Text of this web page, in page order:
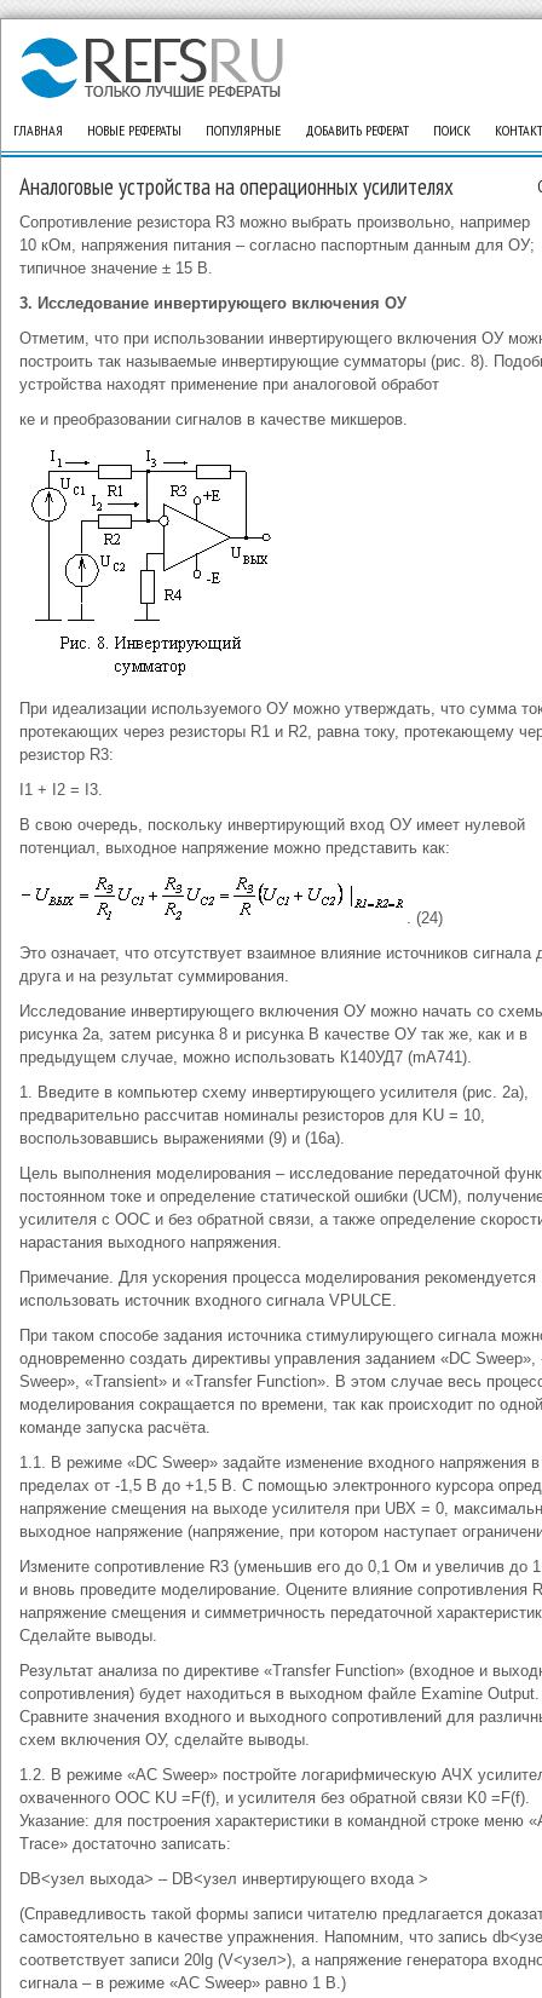
ГЛАВНАЯ НОВЫЕ РЕФЕРАТЫ ПОПУЛЯРНЫЕ ДОБАВИТЬ РЕФЕРАТ ПОИСК
Аналоговые устройства на операционных усилителях
Сопротивление резистора R3 можно выбрать произвольно, например
10 кОм, напряжения питания – согласно паспортным данным для ОУ;
типичное значение ± 15 В.
3. Исследование инвертирующего включения ОУ
Отметим, что при использовании инвертирующего включения ОУ
построить так называемые инвертирующие сумматоры (рис. 8).
устройства находят применение при аналоговой обработ
ке и преобразовании сигналов в качестве микшеров.
При идеализации используемого ОУ можно утверждать, что сумма
протекающих через резисторы R1 и R2, равна току, протекающему
резистор R3:
I1 + I2 = I3.
В свою очередь, поскольку инвертирующий вход ОУ имеет нулевой
потенциал, выходное напряжение можно представить как:
. (24)
Это означает, что отсутствует взаимное влияние источников сигнала
друга и на результат суммирования.
Исследование инвертирующего включения ОУ можно начать со
рисунка 2а, затем рисунка 8 и рисунка В качестве ОУ так же, как и в
предыдущем случае, можно использовать К140УД7 (mА741).
1. Введите в компьютер схему инвертирующего усилителя (рис. 2а),
предварительно рассчитав номиналы резисторов для KU = 10,
воспользовавшись выражениями (9) и (16а).
Цель выполнения моделирования – исследование передаточной
постоянном токе и определение статической ошибки (UСМ),
усилителя с ООС и без обратной связи, а также определение
нарастания выходного напряжения.
Примечание. Для ускорения процесса моделирования рекомендуется
использовать источник входного сигнала VPULCE.
При таком способе задания источника стимулирующего сигнала
одновременно создать директивы управления заданием «DC Sweep»,
Sweep», «Transient» и «Transfer Function». В этом случае весь
моделирования сокращается по времени, так как происходит по одной
команде запуска расчёта.
1.1. В режиме «DC Sweep» задайте изменение входного напряжения в
пределах от -1,5 В до +1,5 В. С помощью электронного курсора
напряжение смещения на выходе усилителя при UВХ = 0,
выходное напряжение (напряжение, при котором наступает
Измените сопротивление R3 (уменьшив его до 0,1 Ом и увеличив до
и вновь проведите моделирование. Оцените влияние сопротивления
напряжение смещения и симметричность передаточной
Сделайте выводы.
Результат анализа по директиве «Transfer Function» (входное и
сопротивления) будет находиться в выходном файле Examine Output.
Сравните значения входного и выходного сопротивлений для
схем включения ОУ, сделайте выводы.
1.2. В режиме «AC Sweep» постройте логарифмическую АЧХ
охваченного ООС KU =F(f), и усилителя без обратной связи K0 =F(f).
Указание: для построения характеристики в командной строке меню
Trace» достаточно записать:
DB<узел выхода> – DB<узел инвертирующего входа >
(Справедливость такой формы записи читателю предлагается
самостоятельно в качестве упражнения. Напомним, что запись
соответствует записи 20lg (V<узел>), а напряжение генератора
сигнала – в режиме «AC Sweep» равно 1 В.)